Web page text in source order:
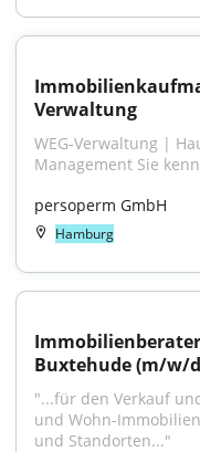
Verwaltung
WEG-Verwaltung |
Management Sie
persoperm GmbH
Hamburg
Buxtehude (m/w/
"...für den Verkauf
und Wohn-
und Standorten..."